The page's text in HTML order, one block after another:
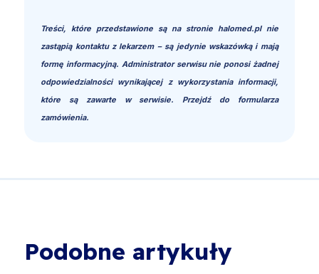
Treści, które przedstawione są na stronie halomed.pl nie
zastąpią kontaktu z lekarzem – są jedynie wskazówką i mają
formę informacyjną. Administrator serwisu nie ponosi żadnej
odpowiedzialności wynikającej z wykorzystania informacji,
które są zawarte w serwisie. Przejdź do formularza
zamówienia.
Podobne artykuły